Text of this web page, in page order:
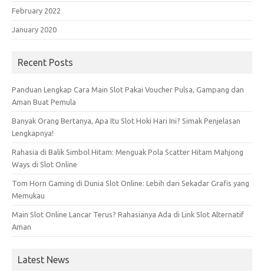
February 2022
January 2020
Recent Posts
Panduan Lengkap Cara Main Slot Pakai Voucher Pulsa, Gampang dan
Aman Buat Pemula
Banyak Orang Bertanya, Apa Itu Slot Hoki Hari Ini? Simak Penjelasan
Lengkapnya!
Rahasia di Balik Simbol Hitam: Menguak Pola Scatter Hitam Mahjong
Ways di Slot Online
Tom Horn Gaming di Dunia Slot Online: Lebih dari Sekadar Grafis yang
Memukau
Main Slot Online Lancar Terus? Rahasianya Ada di Link Slot Alternatif
Aman
Latest News